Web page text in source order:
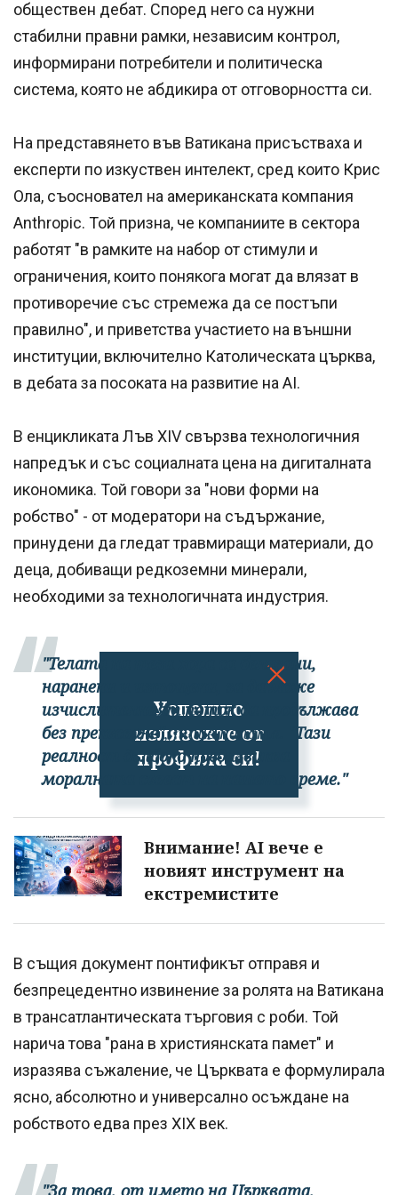
Успешно
излязохте от
профила си!
обществен дебат. Според него са нужни
стабилни правни рамки, независим контрол,
информирани потребители и политическа
система, която не абдикира от отговорността си.
На представянето във Ватикана присъстваха и
експерти по изкуствен интелект, сред които Крис
Ола, съосновател на американската компания
Anthropic. Той призна, че компаниите в сектора
работят "в рамките на набор от стимули и
ограничения, които понякога могат да влязат в
противоречие със стремежа да се постъпи
правилно", и приветства участието на външни
институции, включително Католическата църква,
в дебата за посоката на развитие на AI.
В енцикликата Лъв XIV свързва технологичния
напредък и със социалната цена на дигиталната
икономика. Той говори за "нови форми на
робство" - от модератори на съдържание,
принудени да гледат травмиращи материали, до
деца, добиващи редкоземни минерали,
необходими за технологичната индустрия.
"Телата на тези хора са белязани,
наранени и изтощени, за да може
изчислителният поток да продължава
без прекъсване", пише папата.
"Тази
реалност дълбоко предизвиква
моралната съвест на нашето време."
Внимание! AI вече е
новият инструмент на
екстремистите
В същия документ понтификът отправя и
безпрецедентно извинение за ролята на Ватикана
в трансатлантическата търговия с роби. Той
нарича това "рана в християнската памет" и
изразява съжаление, че Църквата е формулирала
ясно, абсолютно и универсално осъждане на
робството едва през XIX век.